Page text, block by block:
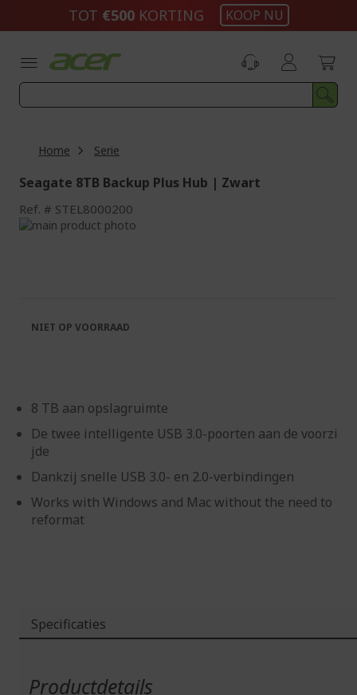
inhoud
TOT €500KORTING KOOP NU
Home Serie
Seagate 8TB Backup Plus Hub | Zwart
Ref. STEL8000200
Ga
afbeeldingen-
gallerij
afbeeldingen-
8 TB aan opslagruimte
De twee intelligente USB 3.0-poorten aan de voorzi
jde
Dankzij snelle USB 3.0- en 2.0-verbindingen
Works with Windows and Mac without the need to
reformat
NIET OP VOORRAAD
Specificaties
Productdetails